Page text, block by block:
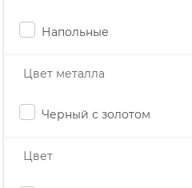
Напольные
Цвет металла
Черный с золотом
Цвет